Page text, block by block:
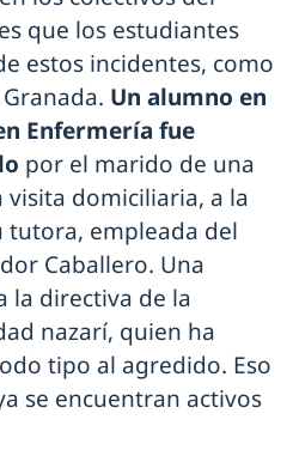
que los estudiantes
estos incidentes, como
Un alumno en
Enfermería fue
por el marido de una
domiciliaria, a la
tutora, empleada del
Caballero. Una
la directiva de la
nazarí, quien ha
tipo al agredido. Eso
se encuentran activos